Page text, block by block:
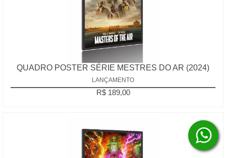
QUADRO POSTER SÉRIE MESTRES DO AR (2024)
LANÇAMENTO
R$ 189,00